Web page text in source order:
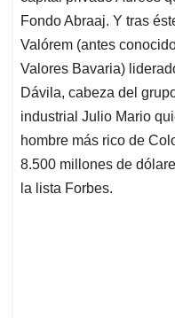
Fondo Abraaj. Y tras
Valórem (antes
Valores Bavaria)
Dávila, cabeza del
industrial Julio Mario
hombre más rico de
8.500 millones de
la lista Forbes.